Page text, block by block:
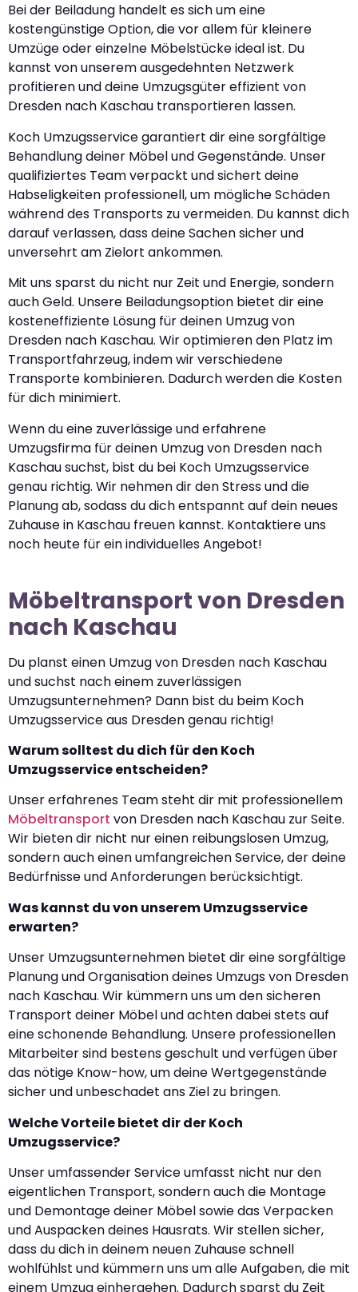
Bei der Beiladung handelt es sich um eine
kostengünstige Option, die vor allem für kleinere
Umzüge oder einzelne Möbelstücke ideal ist. Du
kannst von unserem ausgedehnten Netzwerk
profitieren und deine Umzugsgüter effizient von
Dresden nach Kaschau transportieren lassen.
Koch Umzugsservice garantiert dir eine sorgfältige
Behandlung deiner Möbel und Gegenstände. Unser
qualifiziertes Team verpackt und sichert deine
Habseligkeiten professionell, um mögliche Schäden
während des Transports zu vermeiden. Du kannst dich
darauf verlassen, dass deine Sachen sicher und
unversehrt am Zielort ankommen.
Mit uns sparst du nicht nur Zeit und Energie, sondern
auch Geld. Unsere Beiladungsoption bietet dir eine
kosteneffiziente Lösung für deinen Umzug von
Dresden nach Kaschau. Wir optimieren den Platz im
Transportfahrzeug, indem wir verschiedene
Transporte kombinieren. Dadurch werden die Kosten
für dich minimiert.
Wenn du eine zuverlässige und erfahrene
Umzugsfirma für deinen Umzug von Dresden nach
Kaschau suchst, bist du bei Koch Umzugsservice
genau richtig. Wir nehmen dir den Stress und die
Planung ab, sodass du dich entspannt auf dein neues
Zuhause in Kaschau freuen kannst. Kontaktiere uns
noch heute für ein individuelles Angebot!
Möbeltransport von Dresden
nach Kaschau
Du planst einen Umzug von Dresden nach Kaschau
und suchst nach einem zuverlässigen
Umzugsunternehmen? Dann bist du beim Koch
Umzugsservice aus Dresden genau richtig!
Warum solltest du dich für den Koch
Umzugsservice entscheiden?
Unser erfahrenes Team steht dir mit professionellem
Möbeltransport von Dresden nach Kaschau zur Seite.
Wir bieten dir nicht nur einen reibungslosen Umzug,
sondern auch einen umfangreichen Service, der deine
Bedürfnisse und Anforderungen berücksichtigt.
Was kannst du von unserem Umzugsservice
erwarten?
Unser Umzugsunternehmen bietet dir eine sorgfältige
Planung und Organisation deines Umzugs von Dresden
nach Kaschau. Wir kümmern uns um den sicheren
Transport deiner Möbel und achten dabei stets auf
eine schonende Behandlung. Unsere professionellen
Mitarbeiter sind bestens geschult und verfügen über
das nötige Know-how, um deine Wertgegenstände
sicher und unbeschadet ans Ziel zu bringen.
Welche Vorteile bietet dir der Koch
Umzugsservice?
Unser umfassender Service umfasst nicht nur den
eigentlichen Transport, sondern auch die Montage
und Demontage deiner Möbel sowie das Verpacken
und Auspacken deines Hausrats. Wir stellen sicher,
dass du dich in deinem neuen Zuhause schnell
wohlfühlst und kümmern uns um alle Aufgaben, die mit
einem Umzug einhergehen. Dadurch sparst du Zeit